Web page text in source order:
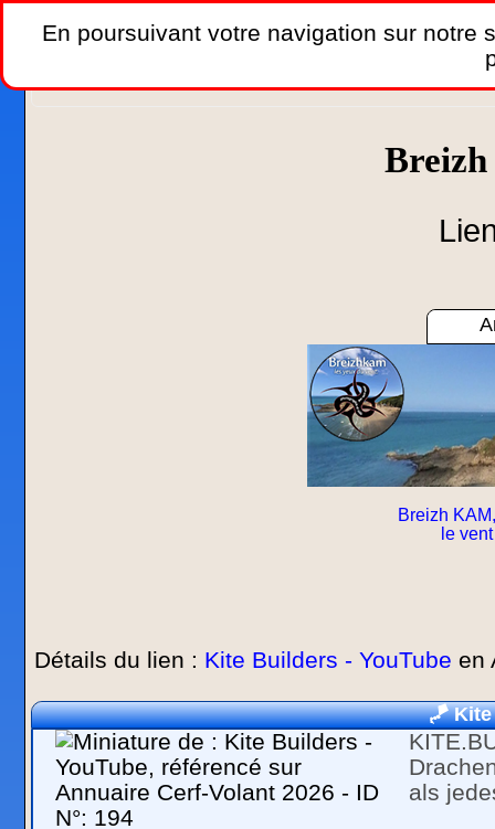
Breizh
le
Détails du lien : Kite Builders - YouTube en
🪁
als
En poursuivant votre navigation sur notre